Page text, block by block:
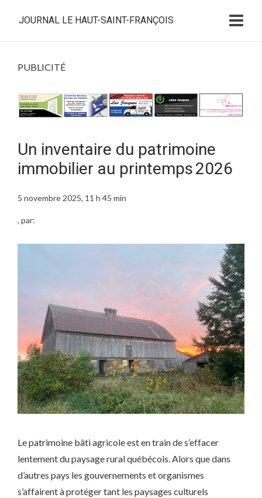
JOURNAL LE HAUT-SAINT-FRANÇOIS
PUBLICITÉ
Un inventaire du patrimoine
immobilier au printemps 2026
5 novembre 2025, 11 h 45 min
, par:
Le patrimoine bâti agricole est en train de s’effacer
lentement du paysage rural québécois. Alors que dans
d’autres pays les gouvernements et organismes
s’affairent à protéger tant les paysages culturels